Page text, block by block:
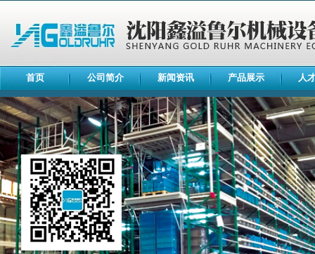
首页 公司简介 新闻资讯 产品展示 人